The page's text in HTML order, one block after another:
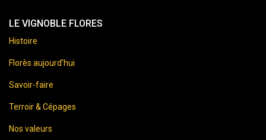
LE VIGNOBLE FLORES
Histoire
Florès aujourd’hui
Savoir-faire
Terroir & Cépages
Nos valeurs